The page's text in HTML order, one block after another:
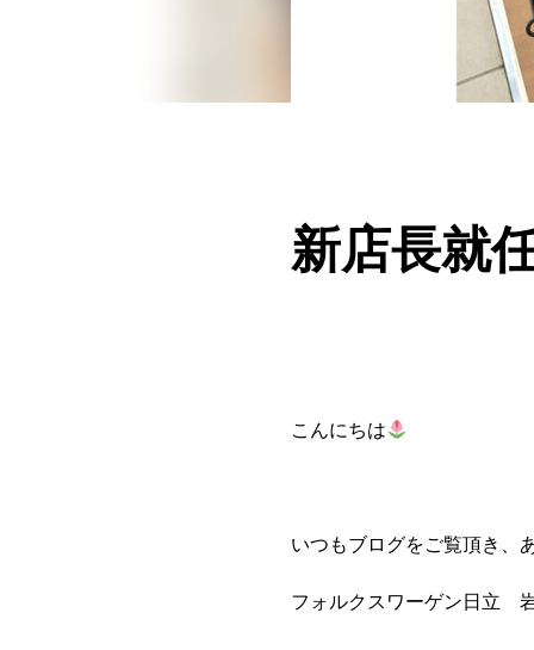
新店長就
こんにちは
いつもブログをご覧頂き、
フォルクスワーゲン日立